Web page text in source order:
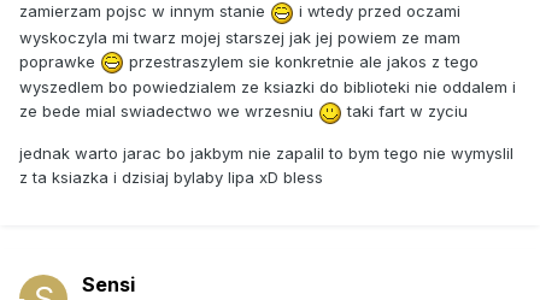
zamierzam pojsc w innym stanie
i wtedy przed oczami
wyskoczyla mi twarz mojej starszej jak jej powiem ze mam
poprawke
przestraszylem sie konkretnie ale jakos z tego
wyszedlem bo powiedzialem ze ksiazki do biblioteki nie oddalem i
ze bede mial swiadectwo we wrzesniu
taki fart w zyciu
jednak warto jarac bo jakbym nie zapalil to bym tego nie wymyslil
z ta ksiazka i dzisiaj bylaby lipa xD bless
Sensi